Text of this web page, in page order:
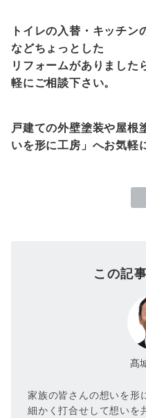
トイレの入替・キッチ
などちょっとした
リフォームがありました
軽にご相談下さい。
戸建ての外壁塗装や屋根
いを形に工房」へお気軽
この記
髙
家族の皆さんの想いを形
細かく打合せして想いを